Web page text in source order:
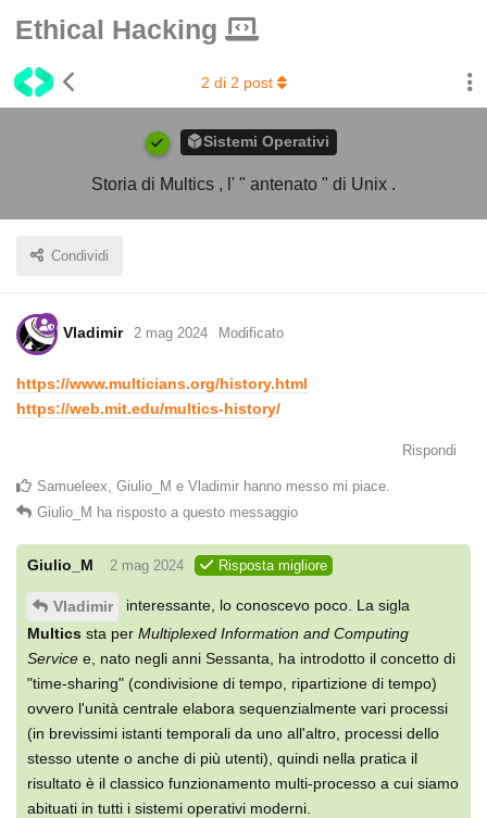
Ethical Hacking
Sistemi Operativi
Storia di Multics , l' " antenato " di Unix .
Condividi
2 di 2 post
Vladimir 2 mag 2024 Modificato
https://www.multicians.org/history.html
https://web.mit.edu/multics-history/
Rispondi
Samueleex Giulio_M e Vladimir hanno messo mi piace
Giulio_M ha risposto a questo messaggio
Giulio_M 2 mag 2024 Risposta migliore
Vladimir
interessante, lo conoscevo poco. La sigla
Multics sta per Multiplexed Information and Computing
Service e, nato negli anni Sessanta, ha introdotto il concetto di
"time-sharing" (condivisione di tempo, ripartizione di tempo)
ovvero l'unità centrale elabora sequenzialmente vari processi
(in brevissimi istanti temporali da uno all'altro, processi dello
stesso utente o anche di più utenti), quindi nella pratica il
risultato è il classico funzionamento multi-processo a cui siamo
abituati in tutti i sistemi operativi moderni.